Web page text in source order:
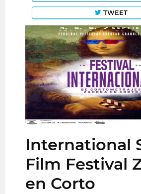
TWEET
International
Film Festival
en Corto